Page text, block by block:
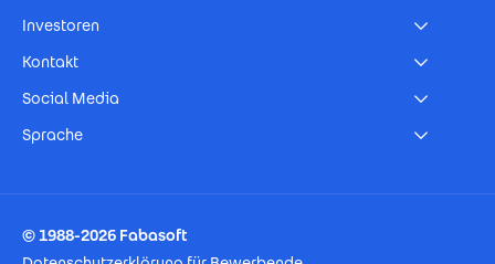
Investoren
Kontakt
Social Media
Sprache
© 1988-2026 Fabasoft